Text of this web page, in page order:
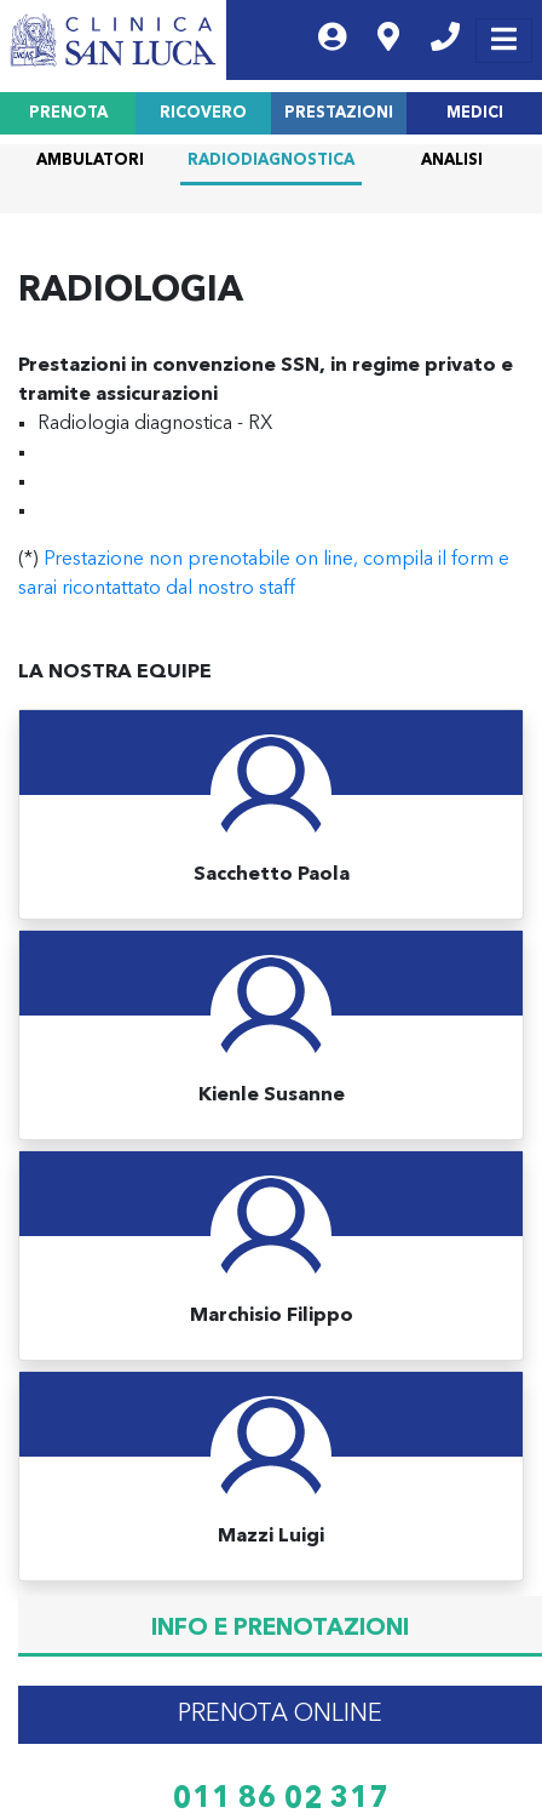
PRENOTA RICOVERO PRESTAZIONI
AMBULATORI RADIODIAGNOSTICA ANALISI
MEDICI
RADIOLOGIA
Prestazioni in convenzione SSN, in regime privato e
tramite assicurazioni
Radiologia diagnostica - RX
(*) Prestazione non prenotabile on line, compila il form e
sarai ricontattato dal nostro staff
LA NOSTRA EQUIPE
Sacchetto Paola
Kienle Susanne
Marchisio Filippo
Mazzi Luigi
INFO E PRENOTAZIONI
PRENOTA ONLINE
011 86 02 317